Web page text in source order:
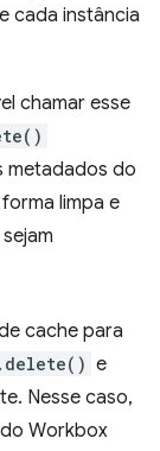
cada instância
chamar esse
metadados do
limpa e
cache para
e
Nesse caso,
Workbox